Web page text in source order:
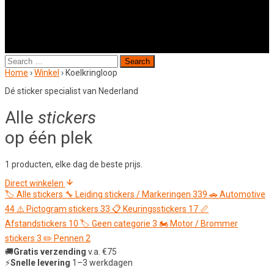
Search
for:
Home ›Winkel › Koelkringloop
Dé sticker specialist van Nederland
Alle stickers
op één plek
1 producten, elke dag de beste prijs.
Direct winkelen
🏷️ Alle stickers 🔧 Leiding stickers / Markeringen 339 🚗Automotive
44 ⚠️ Pictogram stickers 33 📋 Keuringsstickers 17 📏
Afstandstickers 10 🏷️ Geen categorie 3 🏍️ Motor / Brommer
stickers 3 ✏️ Pennen 2
🚚Gratis verzending v.a. €75
⚡Snelle levering 1–3 werkdagen